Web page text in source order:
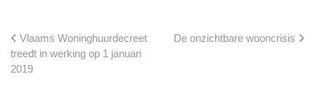
Vlaams Woninghuurdecreet
treedt in werking op 1 januari
2019
De onzichtbare wooncrisis